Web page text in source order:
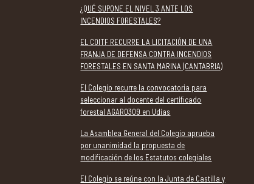
¿QUÉ SUPONE EL NIVEL 3 ANTE LOS
INCENDIOS FORESTALES?
EL COITF RECURRE LA LICITACIÓN DE UNA
FRANJA DE DEFENSA CONTRA INCENDIOS
FORESTALES EN SANTA MARINA (CANTABRIA)
El Colegio recurre la convocatoria para
seleccionar al docente del certificado
forestal AGAR0309 en Udías
La Asamblea General del Colegio aprueba
por unanimidad la propuesta de
modificación de los Estatutos colegiales
El Colegio se reúne con la Junta de Castilla y